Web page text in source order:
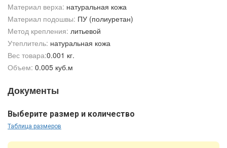
Материал верха: натуральная кожа
Материал подошвы: ПУ (полиуретан)
Метод крепления: литьевой
Утеплитель: натуральная кожа
Вес товара:0.001 кг.
Объем: 0.005 куб.м
Документы
Выберите размер и количество
Таблица размеров